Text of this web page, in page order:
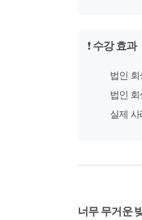
❗ 수강 효과
법인
법인
실제
너무 무거운